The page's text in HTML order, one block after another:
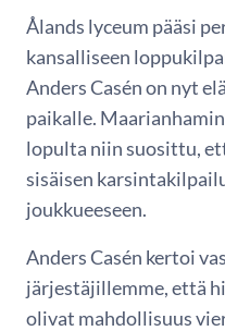
Ålands lyceum pääsi
kansalliseen
Anders Casén on nyt
paikalle.
lopulta niin suosittu,
sisäisen
joukkueeseen.
Anders Casén kertoi
järjestäjillemme, että
olivat mahdollisuus